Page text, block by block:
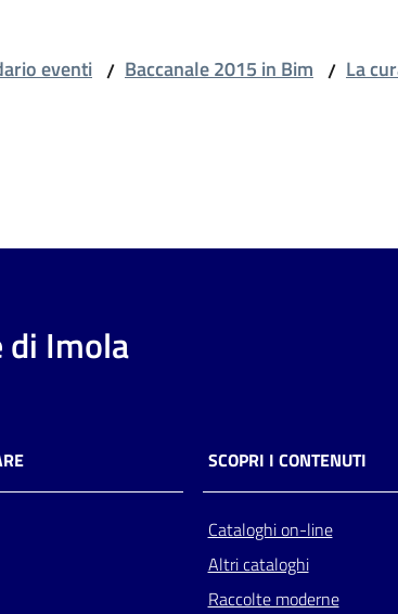
eventi / Baccanale 2015 in Bim / La
di Imola
SCOPRI I CONTENUTI
Cataloghi on-line
Altri cataloghi
Raccolte moderne